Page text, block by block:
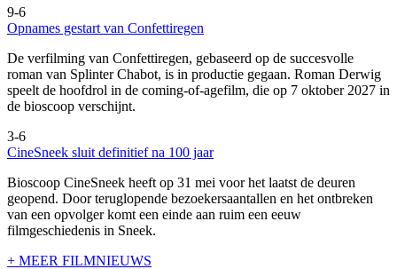
9-6
Opnames gestart van Confettiregen
De verfilming van Confettiregen, gebaseerd op de succesvolle
roman van Splinter Chabot, is in productie gegaan. Roman Derwig
speelt de hoofdrol in de coming-of-agefilm, die op 7 oktober 2027 in
de bioscoop verschijnt.
3-6
CineSneek sluit definitief na 100 jaar
Bioscoop CineSneek heeft op 31 mei voor het laatst de deuren
geopend. Door teruglopende bezoekersaantallen en het ontbreken
van een opvolger komt een einde aan ruim een eeuw
filmgeschiedenis in Sneek.
+ MEER FILMNIEUWS